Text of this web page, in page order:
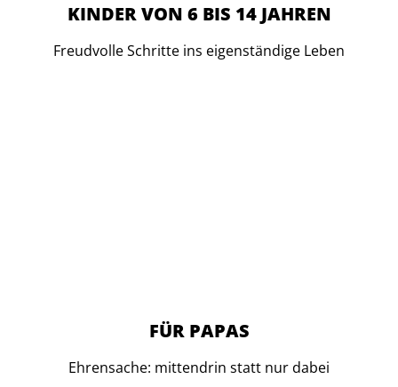
KINDER VON 6 BIS 14 JAHREN
Freudvolle Schritte ins eigenständige Leben
FÜR PAPAS
Ehrensache: mittendrin statt nur dabei